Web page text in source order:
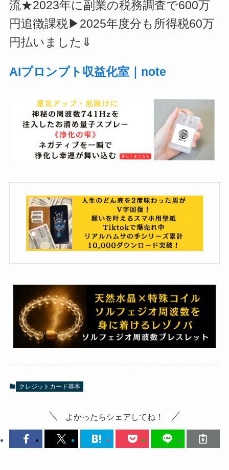
流★2023年に副業の税務調査で600万
円追徴課税▶2025年度分も所得税60万
円払いました⇓
AIプロンプト収益化室｜note
クレジットカード基本
よかったらシェアしてね！